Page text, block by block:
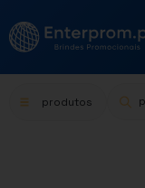
produtos